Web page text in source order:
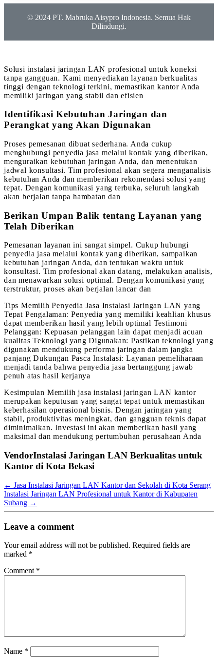
© 2024 PT. Mabruka Aisypro Indonesia. Semua Hak
Dilindungi.
Solusi instalasi jaringan LAN profesional untuk koneksi
tanpa gangguan. Kami menyediakan layanan berkualitas
tinggi dengan teknologi terkini, memastikan kantor Anda
memiliki jaringan yang stabil dan efisien
Identifikasi Kebutuhan Jaringan dan
Perangkat yang Akan Digunakan
Proses pemesanan dibuat sederhana. Anda cukup
menghubungi penyedia jasa melalui kontak yang diberikan,
menguraikan kebutuhan jaringan Anda, dan menentukan
jadwal konsultasi. Tim profesional akan segera menganalisis
kebutuhan Anda dan memberikan rekomendasi solusi yang
tepat. Dengan komunikasi yang terbuka, seluruh langkah
akan berjalan tanpa hambatan dan
Berikan Umpan Balik tentang Layanan yang
Telah Diberikan
Pemesanan layanan ini sangat simpel. Cukup hubungi
penyedia jasa melalui kontak yang diberikan, sampaikan
kebutuhan jaringan Anda, dan tentukan waktu untuk
konsultasi. Tim profesional akan datang, melakukan analisis,
dan menawarkan solusi optimal. Dengan komunikasi yang
terstruktur, proses akan berjalan lancar dan
Tips Memilih Penyedia Jasa Instalasi Jaringan LAN yang
Tepat Pengalaman: Penyedia yang memiliki keahlian khusus
dapat memberikan hasil yang lebih optimal Testimoni
Pelanggan: Kepuasan pelanggan lain dapat menjadi acuan
kualitas Teknologi yang Digunakan: Pastikan teknologi yang
digunakan mendukung performa jaringan dalam jangka
panjang Dukungan Pasca Instalasi: Layanan pemeliharaan
menjadi tanda bahwa penyedia jasa bertanggung jawab
penuh atas hasil kerjanya
Kesimpulan Memilih jasa instalasi jaringan LAN kantor
merupakan keputusan yang sangat tepat untuk memastikan
keberhasilan operasional bisnis. Dengan jaringan yang
stabil, produktivitas meningkat, dan gangguan teknis dapat
diminimalkan. Investasi ini akan memberikan hasil yang
maksimal dan mendukung pertumbuhan perusahaan Anda
VendorInstalasi Jaringan LAN Berkualitas untuk
Kantor di Kota Bekasi
← Jasa Instalasi Jaringan LAN Kantor dan Sekolah di Kota Serang
Instalasi Jaringan LAN Profesional untuk Kantor di Kabupaten
Subang →
Leave a comment
Your email address will not be published. Required fields are
marked *
Comment *
Name *